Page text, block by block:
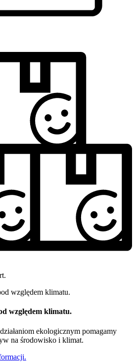
względem klimatu.
ekologicznym pomagamy
na środowisko i klimat.